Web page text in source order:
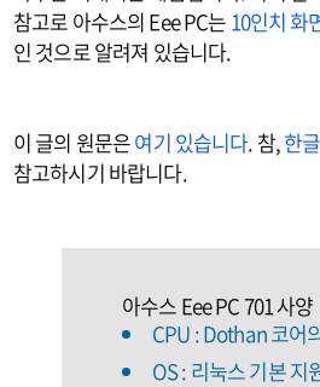
참고로 아수스의 Eee PC는 10인치 화
인 것으로 알려져 있습니다.
이 글의 원문은여기 있습니다. 참,한
참고하시기 바랍니다.
아수스 Eee PC 701 사양
CPU : Dothan 코어
OS : 리눅스 기본 지